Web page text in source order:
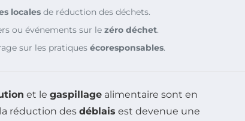
locales de réduction des déchets.
ou événements sur le zéro déchet.
sur les pratiques écoresponsables.
et le gaspillage alimentaire sont en
réduction des déblais est devenue une